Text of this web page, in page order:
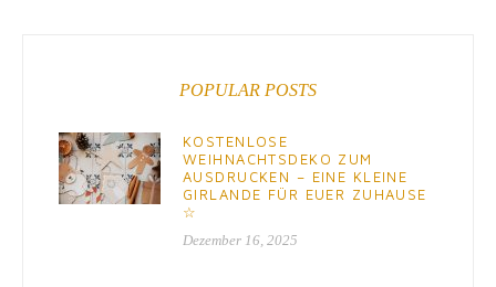
POPULAR POSTS
KOSTENLOSE
WEIHNACHTSDEKO ZUM
AUSDRUCKEN – EINE KLEINE
GIRLANDE FÜR EUER ZUHAUSE
☆
Dezember 16, 2025